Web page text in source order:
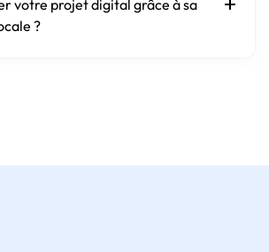
votre projet digital grâce à sa
?